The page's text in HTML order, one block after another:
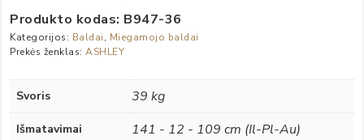
Produkto kodas: B947-36
Kategorijos: Baldai, Miegamojo baldai
Prekės ženklas: ASHLEY
Svoris 39 kg
Išmatavimai 141 - 12 - 109 cm (Il-Pl-Au)